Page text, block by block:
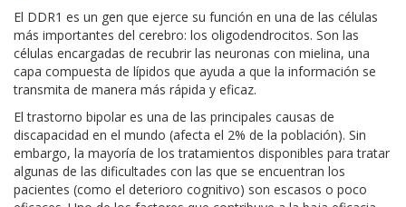
El DDR1 es un gen que ejerce su función en una de las células
más importantes del cerebro: los oligodendrocitos. Son las
células encargadas de recubrir las neuronas con mielina, una
capa compuesta de lípidos que ayuda a que la información se
transmita de manera más rápida y eficaz.
El trastorno bipolar es una de las principales causas de
discapacidad en el mundo (afecta el 2% de la población). Sin
embargo, la mayoría de los tratamientos disponibles para tratar
algunas de las dificultades con las que se encuentran los
pacientes (como el deterioro cognitivo) son escasos o poco